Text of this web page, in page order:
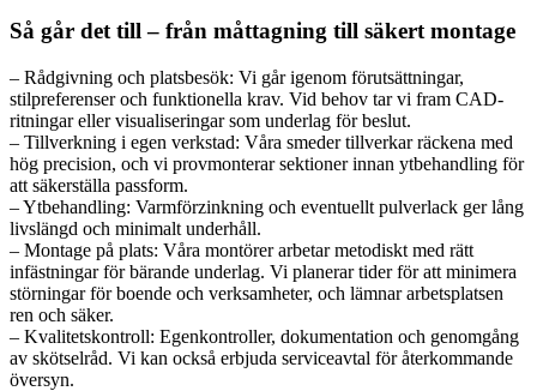
Så går det till – från måttagning till säkert montage
– Rådgivning och platsbesök: Vi går igenom förutsättningar,
stilpreferenser och funktionella krav. Vid behov tar vi fram CAD-
ritningar eller visualiseringar som underlag för beslut.
– Tillverkning i egen verkstad: Våra smeder tillverkar räckena med
hög precision, och vi provmonterar sektioner innan ytbehandling för
att säkerställa passform.
– Ytbehandling: Varmförzinkning och eventuellt pulverlack ger lång
livslängd och minimalt underhåll.
– Montage på plats: Våra montörer arbetar metodiskt med rätt
infästningar för bärande underlag. Vi planerar tider för att minimera
störningar för boende och verksamheter, och lämnar arbetsplatsen
ren och säker.
– Kvalitetskontroll: Egenkontroller, dokumentation och genomgång
av skötselråd. Vi kan också erbjuda serviceavtal för återkommande
översyn.